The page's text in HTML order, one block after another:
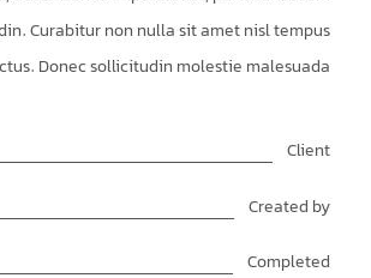
Curabitur non nulla sit amet nisl tempus
Donec sollicitudin molestie malesuada.
Client
Created by
Completed